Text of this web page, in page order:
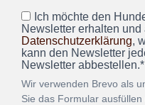
Ich möchte den
Newsletter erhalten
Datenschutzerklärung,
kann den Newsletter
Newsletter abbestellen.*
Wir verwenden Brevo als
Sie das Formular